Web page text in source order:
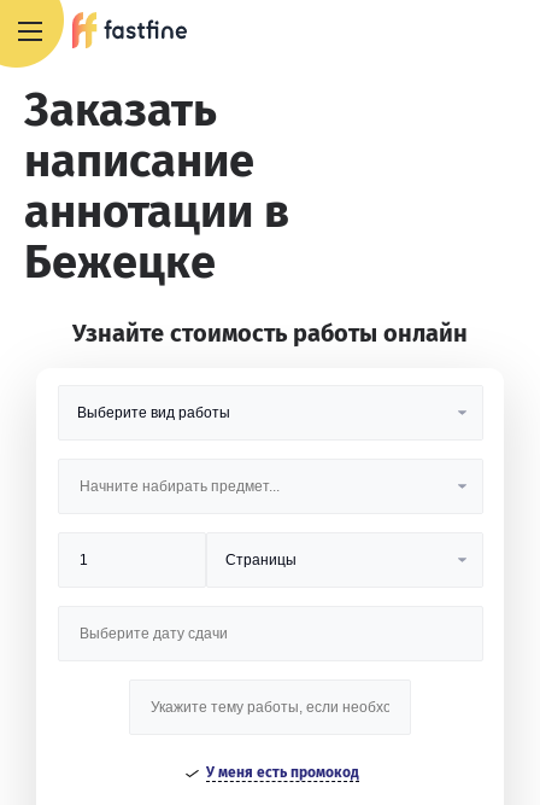
Заказать
написание
аннотации в
Бежецке
Узнайте стоимость работы онлайн
У меня есть промокод